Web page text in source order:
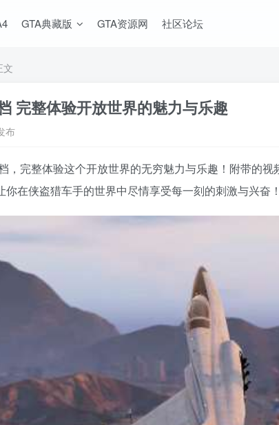
GTA典藏版 GTA资源网 社区论坛
文
完整体验开放世界的魅力与乐趣
布
，完整体验这个开放世界的无穷魅力与乐趣！附带的
在侠盗猎车手的世界中尽情享受每一刻的刺激与兴奋！